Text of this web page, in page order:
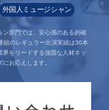
外国人ミュージシャン
ン部門では、安心感のある的確
組のレギュラー出演実績は30本
をリードする強固な人材ネッ
お応えします。